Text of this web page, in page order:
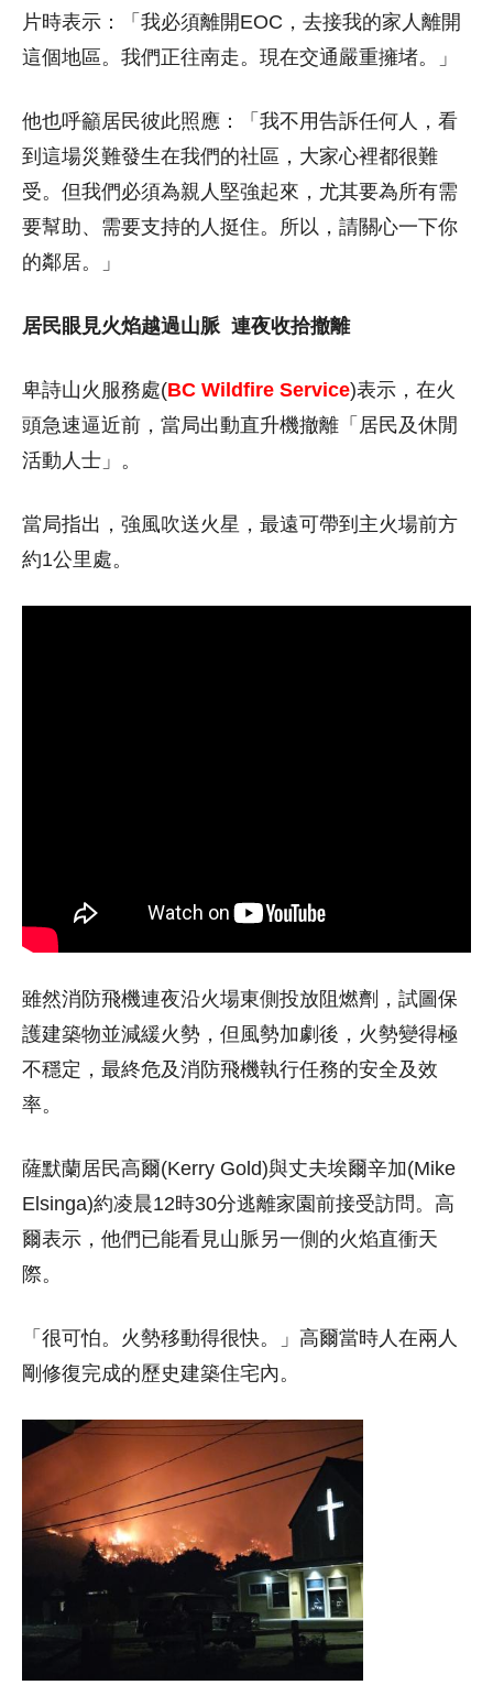
片時表示：「我必須離開EOC，去接我的家人離開
這個地區。我們正往南走。現在交通嚴重擁堵。」
他也呼籲居民彼此照應：「我不用告訴任何人，看
到這場災難發生在我們的社區，大家心裡都很難
受。但我們必須為親人堅強起來，尤其要為所有需
要幫助、需要支持的人挺住。所以，請關心一下你
的鄰居。」
居民眼見火焰越過山脈 連夜收拾撤離
卑詩山火服務處(BC Wildfire Service)表示，在火
頭急速逼近前，當局出動直升機撤離「居民及休閒
活動人士」。
當局指出，強風吹送火星，最遠可帶到主火場前方
約1公里處。
雖然消防飛機連夜沿火場東側投放阻燃劑，試圖保
護建築物並減緩火勢，但風勢加劇後，火勢變得極
不穩定，最終危及消防飛機執行任務的安全及效
率。
薩默蘭居民高爾(Kerry Gold)與丈夫埃爾辛加(Mike
Elsinga)約凌晨12時30分逃離家園前接受訪問。高
爾表示，他們已能看見山脈另一側的火焰直衝天
際。
「很可怕。火勢移動得很快。」高爾當時人在兩人
剛修復完成的歷史建築住宅內。